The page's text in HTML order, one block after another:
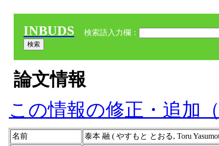
INBUDS 検索語入力欄：
論文情報
この情報の修正・追加
名前
泰本 融 ( やすもと とおる, Toru